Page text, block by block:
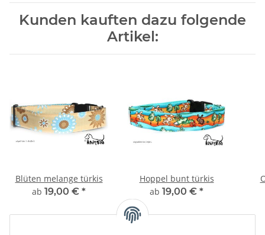
Kunden kauften dazu folgende
Artikel:
Blüten melange türkis
ab 19,00 € *
Hoppel bunt türkis
ab 19,00 € *